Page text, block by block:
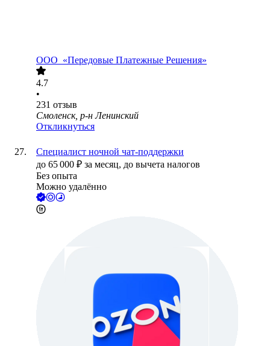
ООО «Передовые Платежные Решения»
4.7
•
231 отзыв
Смоленск, р-н Ленинский
Откликнуться
Специалист ночной чат-поддержки
до 65 000 ₽ за месяц, до вычета налогов
Без опыта
Можно удалённо